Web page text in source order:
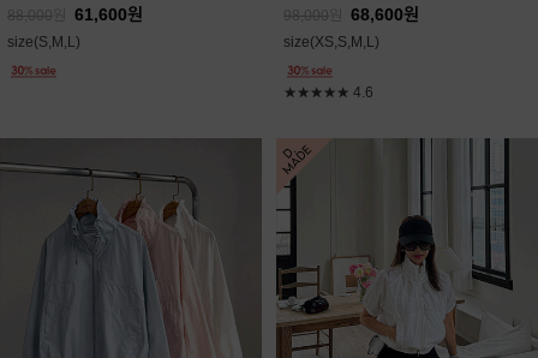
88,000 61,600원
size(S,M,L)
98,000 68,600원
size(XS,S,M,L)
★★★★★ 4.6